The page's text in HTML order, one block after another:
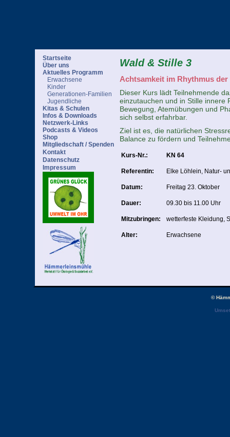
Startseite
Über uns
Aktuelles Programm
Erwachsene
Kinder
Generationen-Familien
Jugendliche
Kitas & Schulen
Infos & Downloads
Netzwerk-Links
Podcasts & Videos
Shop
Mitgliedschaft / Spenden
Kontakt
Datenschutz
Impressum
Wald & Stille 3
Achtsamkeit im Rhythmus der
Dieser Kurs lädt Teilnehmende
einzutauchen und in Stille innere
Bewegung, Atemübungen und
sich selbst erfahrbar.
Ziel ist es, die natürlichen
Balance zu fördern und
Kurs-Nr.: KN 64
Referentin: Elke Löhlein, Natur-
Datum: Freitag 23. Oktober
Dauer: 09.30 bis 11.00 Uhr
Mitzubringen: wetterfeste Kleidung,
Alter: Erwachsene
©